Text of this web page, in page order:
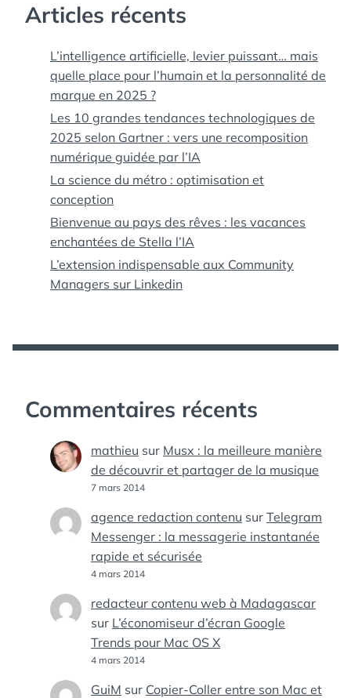
Articles récents
L’intelligence artificielle, levier puissant… mais
quelle place pour l’humain et la personnalité de
marque en 2025 ?
Les 10 grandes tendances technologiques de
2025 selon Gartner : vers une recomposition
numérique guidée par l’IA
La science du métro : optimisation et
conception
Bienvenue au pays des rêves : les vacances
enchantées de Stella l’IA
L’extension indispensable aux Community
Managers sur Linkedin
Commentaires récents
mathieu sur Musx : la meilleure manière
de découvrir et partager de la musique
7 mars 2014
agence redaction contenu sur Telegram
Messenger : la messagerie instantanée
rapide et sécurisée
4 mars 2014
redacteur contenu web à Madagascar
sur L’économiseur d’écran Google
Trends pour Mac OS X
4 mars 2014
GuiM sur Copier-Coller entre son Mac et